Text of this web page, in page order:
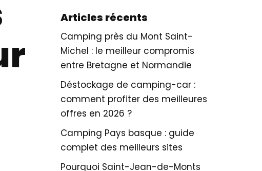
Articles récents
Camping près du Mont Saint-
Michel : le meilleur compromis
entre Bretagne et Normandie
Déstockage de camping-car :
comment profiter des meilleures
offres en 2026 ?
Camping Pays basque : guide
complet des meilleurs sites
Pourquoi Saint-Jean-de-Monts